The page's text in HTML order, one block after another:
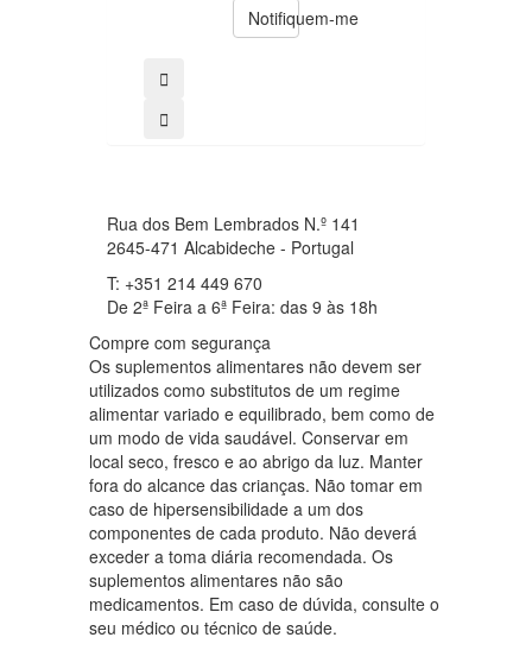
Notifiquem-me
Rua dos Bem Lembrados N.º 141
2645-471 Alcabideche - Portugal
T: +351 214 449 670
De 2ª Feira a 6ª Feira: das 9 às 18h
Compre com segurança
Os suplementos alimentares não devem ser
utilizados como substitutos de um regime
alimentar variado e equilibrado, bem como de
um modo de vida saudável. Conservar em
local seco, fresco e ao abrigo da luz. Manter
fora do alcance das crianças. Não tomar em
caso de hipersensibilidade a um dos
componentes de cada produto. Não deverá
exceder a toma diária recomendada. Os
suplementos alimentares não são
medicamentos. Em caso de dúvida, consulte o
seu médico ou técnico de saúde.